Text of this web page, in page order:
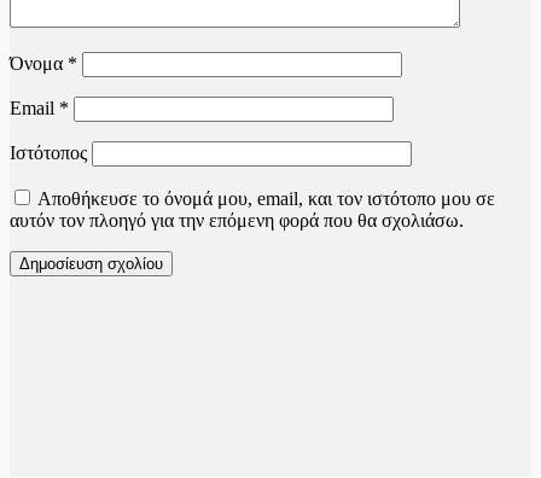
Όνομα *
Email *
Ιστότοπος
Αποθήκευσε το όνομά μου, email, και τον ιστότοπο μου σε
αυτόν τον πλοηγό για την επόμενη φορά που θα σχολιάσω.